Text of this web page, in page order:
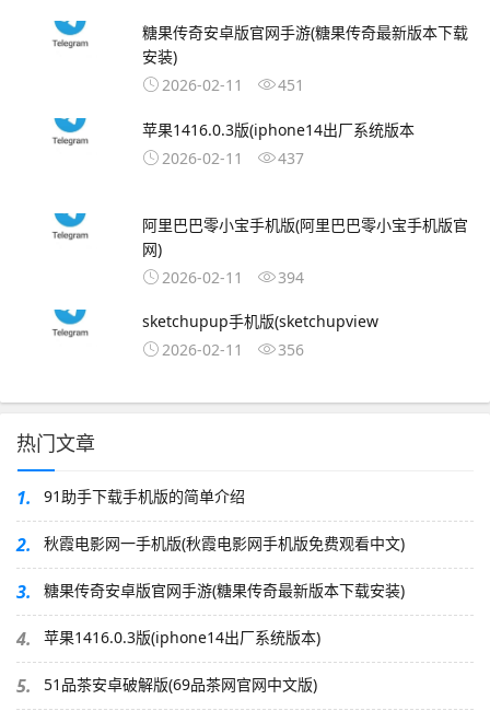
糖果传奇安卓版官网手游(糖果传奇最新版本下载
安装)
2026-02-11
451
苹果1416.0.3版(iphone14出厂系统版本
2026-02-11
437
阿里巴巴零小宝手机版(阿里巴巴零小宝手机版官
网)
2026-02-11
394
sketchupup手机版(sketchupview
2026-02-11
356
热门文章
1. 91助手下载手机版的简单介绍
2. 秋霞电影网一手机版(秋霞电影网手机版免费观看中文)
3. 糖果传奇安卓版官网手游(糖果传奇最新版本下载安装)
4. 苹果1416.0.3版(iphone14出厂系统版本)
5. 51品茶安卓破解版(69品茶网官网中文版)